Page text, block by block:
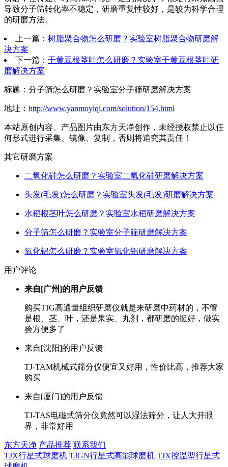
导致分子筛转化率不稳定，研磨重复性较好，是较为科学合理
的研磨方法。
上一篇： 树脂聚合物怎么研磨？实验室树脂聚合物研磨解
决方案
下一篇： 干黄豆根茎叶怎么研磨？实验室干黄豆根茎叶研
磨解决方案
标题：分子筛怎么研磨？实验室分子筛研磨解决方案
地址： http://www.yanmoyiqi.com/solution/154.html
本站原创内容、产品图片由东方天净创作，未经授权禁止以任
何形式进行采集、镜像、复制，否则将追究其责任！
其它研磨方案
二氧化硅怎么研磨？实验室二氧化硅研磨解决方案
头发(毛发)怎么研磨？实验室头发(毛发)研磨解决方案
水稻根茎叶怎么研磨？实验室水稻研磨解决方案
分子筛怎么研磨？实验室分子筛研磨解决方案
氧化铝怎么研磨？实验室氧化铝研磨解决方案
用户评论
来自[广州]的用户反馈
购买TJG高通量组织研磨仪就是来研磨中药材的，不管
是根、茎、叶，还是果实、丸剂，都研磨的挺好，做实
验方便多了
来自[沈阳]的用户反馈
TJ-TAM机械式筛分仪便宜又好用，性价比高，推荐大家
购买
来自[厦门]的用户反馈
TJ-TAS电磁式筛分仪竟然可以湿法筛分，让人大开眼
界，非常好用
东方天净 产品推荐 联系我们
TJX行星式球磨机 TJGN行星式高能球磨机 TJX控温型行星式